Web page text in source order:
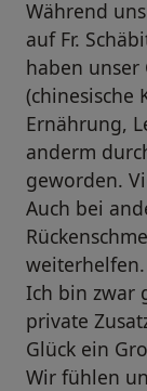
Während
auf Fr.
haben unser
(chinesische
Ernährung,
anderm
geworden.
Auch bei
weiterhelfen.
Ich bin zwar
private
Glück ein
Wir fühlen